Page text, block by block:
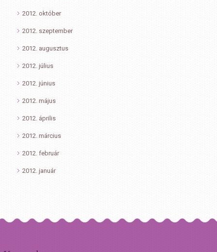
2012. október
2012. szeptember
2012. augusztus
2012. július
2012. június
2012. május
2012. április
2012. március
2012. február
2012. január